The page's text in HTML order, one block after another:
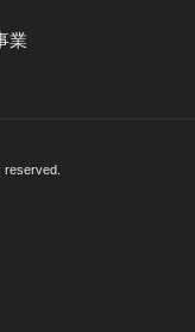
業
reserved.